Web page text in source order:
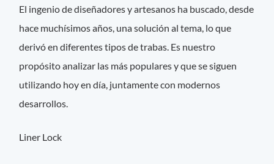
El ingenio de diseñadores y artesanos ha buscado, desde
hace muchísimos años, una solución al tema, lo que
derivó en diferentes tipos de trabas. Es nuestro
propósito analizar las más populares y que se siguen
utilizando hoy en día, juntamente con modernos
desarrollos.
Liner Lock